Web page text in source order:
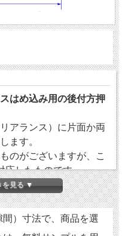
はめ込み用の後付方押
アランス）に片面か両
ます。
のがございますが、こ
応したものです。
イトの3色がございま
を見る ▼
）寸法で、商品を選